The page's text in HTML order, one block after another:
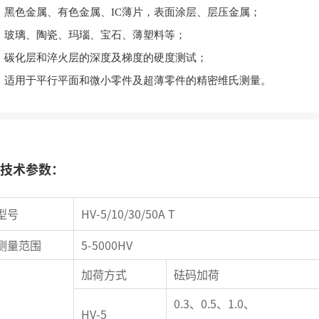
黑色金属、有色金属、IC薄片，表面涂层、层压金属；
玻璃、陶瓷、玛瑙、宝石、薄塑料等；
碳化层和淬火层的深度及梯度的硬度测试；
适用于平行平面和微小零件及超薄零件的精密维氏测量。
技术参数：
号
HV-5/10/30/50A T
量范围
5-5000HV
加荷方式 砝码加荷
HV-5
0.3、0.5、1.0、